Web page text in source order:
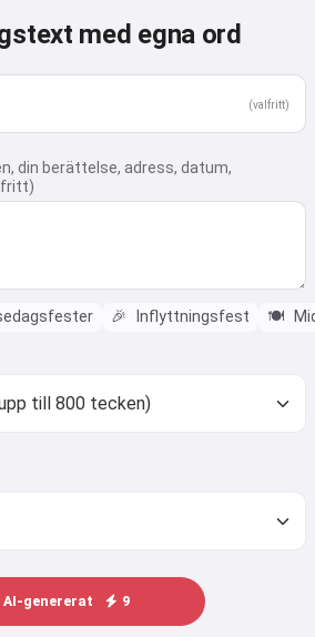
med egna ord
(valfritt)
din berättelse, adress, datum,
🎉 Inflyttningsfest 🍽️
AI-genererat 9